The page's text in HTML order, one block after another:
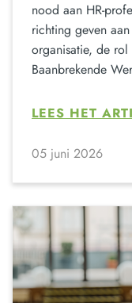
nood aan HR-
richting geven
organisatie, de rol
Baanbrekende
LEES HET
05 juni 2026